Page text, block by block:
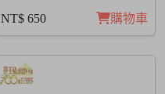
NT$ 650 購物車